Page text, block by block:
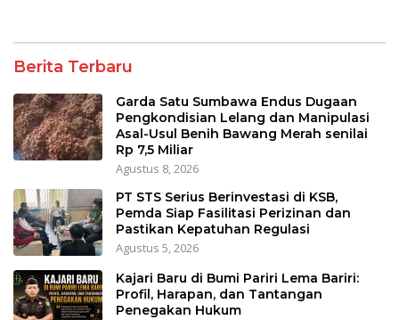
Berita Terbaru
Garda Satu Sumbawa Endus Dugaan
Pengkondisian Lelang dan Manipulasi
Asal-Usul Benih Bawang Merah senilai
Rp 7,5 Miliar
Agustus 8, 2026
PT STS Serius Berinvestasi di KSB,
Pemda Siap Fasilitasi Perizinan dan
Pastikan Kepatuhan Regulasi
Agustus 5, 2026
Kajari Baru di Bumi Pariri Lema Bariri:
Profil, Harapan, dan Tantangan
Penegakan Hukum